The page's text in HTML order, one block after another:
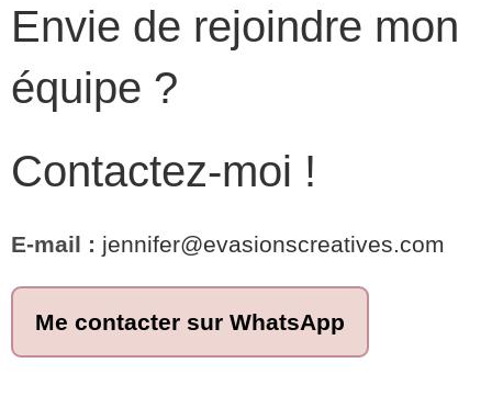
Envie de rejoindre mon
équipe ?
Contactez-moi !
E-mail : jennifer@evasionscreatives.com
Me contacter sur WhatsApp